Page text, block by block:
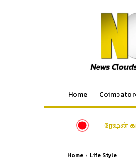
Home
ரேஷன்
Home Life Style